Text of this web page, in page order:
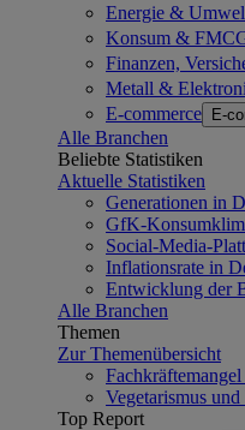
Energie &
Konsum &
Finanzen,
Metall &
E-commerce E-
Alle Branchen
Beliebte Statistiken
Aktuelle Statistiken
Generationen in
GfK-
Social-Media-
Inflationsrate in
Entwicklung der
Alle Branchen
Themen
Zur Themenübersicht
Vegetarismus
Top Report